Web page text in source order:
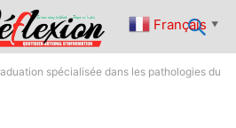
spécialisée dans les pathologies du
Français ▼